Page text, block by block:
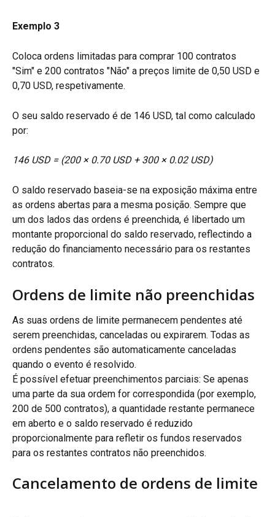
Exemplo 3
Coloca ordens limitadas para comprar 100 contratos
"Sim" e 200 contratos "Não" a preços limite de 0,50 USD e
0,70 USD, respetivamente.
O seu saldo reservado é de 146 USD, tal como calculado
por:
146 USD = (200 × 0.70 USD + 300 × 0.02 USD)
O saldo reservado baseia-se na exposição máxima entre
as ordens abertas para a mesma posição. Sempre que
um dos lados das ordens é preenchida, é libertado um
montante proporcional do saldo reservado, reflectindo a
redução do financiamento necessário para os restantes
contratos.
Ordens de limite não preenchidas
As suas ordens de limite permanecem pendentes até
serem preenchidas, canceladas ou expirarem. Todas as
ordens pendentes são automaticamente canceladas
quando o evento é resolvido.
É possível efetuar preenchimentos parciais: Se apenas
uma parte da sua ordem for correspondida (por exemplo,
200 de 500 contratos), a quantidade restante permanece
em aberto e o saldo reservado é reduzido
proporcionalmente para refletir os fundos reservados
para os restantes contratos não preenchidos.
Cancelamento de ordens de limite